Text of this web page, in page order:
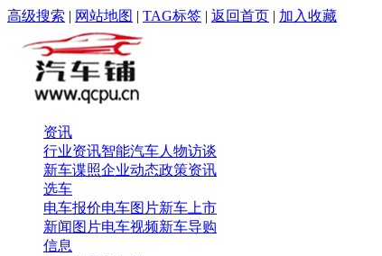
高级搜索 | 网站地图 | TAG标签 | 返回首页 | 加入收藏
资讯
行业资讯智能汽车人物访谈
新车谍照企业动态政策资讯
选车
电车报价电车图片新车上市
新闻图片电车视频新车导购
信息